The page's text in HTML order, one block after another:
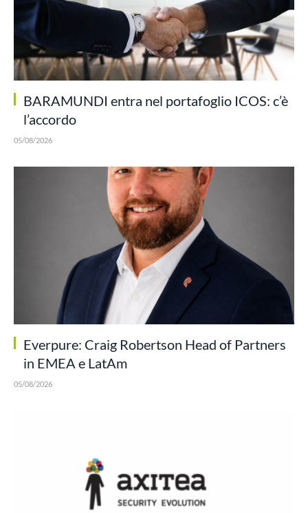
BARAMUNDI entra nel portafoglio ICOS: c’è
l’accordo
05/08/2026
Everpure: Craig Robertson Head of Partners
in EMEA e LatAm
05/08/2026